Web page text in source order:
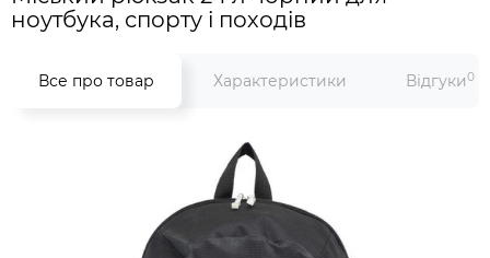
ноутбука, спорту і походів
Все про товар Характеристики Відгуки0